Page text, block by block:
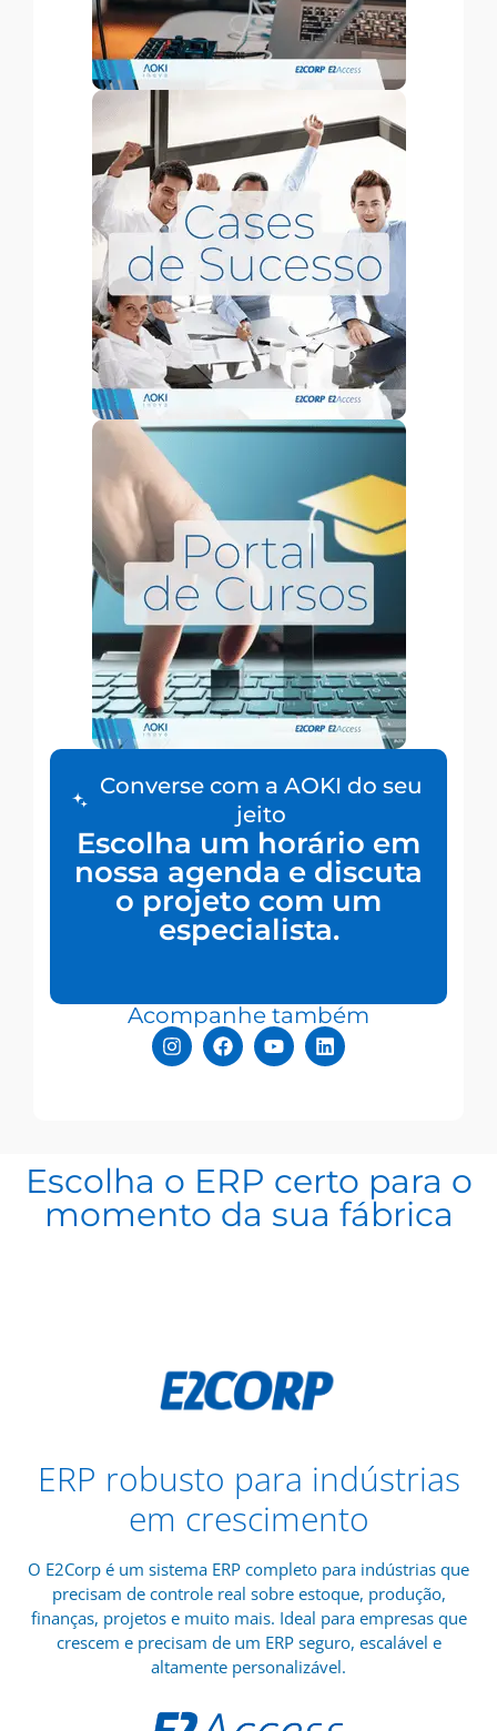
Converse com a AOKI do seu
jeito
Escolha um horário em
nossa agenda e discuta
o projeto com um
especialista.
Acompanhe também
Escolha o ERP certo para o
momento da sua fábrica
ERP robusto para indústrias
em crescimento
O E2Corp é um sistema ERP completo para indústrias que
precisam de controle real sobre estoque, produção,
finanças, projetos e muito mais. Ideal para empresas que
crescem e precisam de um ERP seguro, escalável e
altamente personalizável.